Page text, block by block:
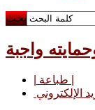
بحث
واجبة
الإلكتروني